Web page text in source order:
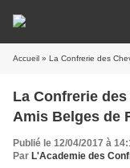
Accueil » La Confrerie des
La Confrerie
Amis Belges de
Publié le 12/04/2017 à
Par L'Academie des